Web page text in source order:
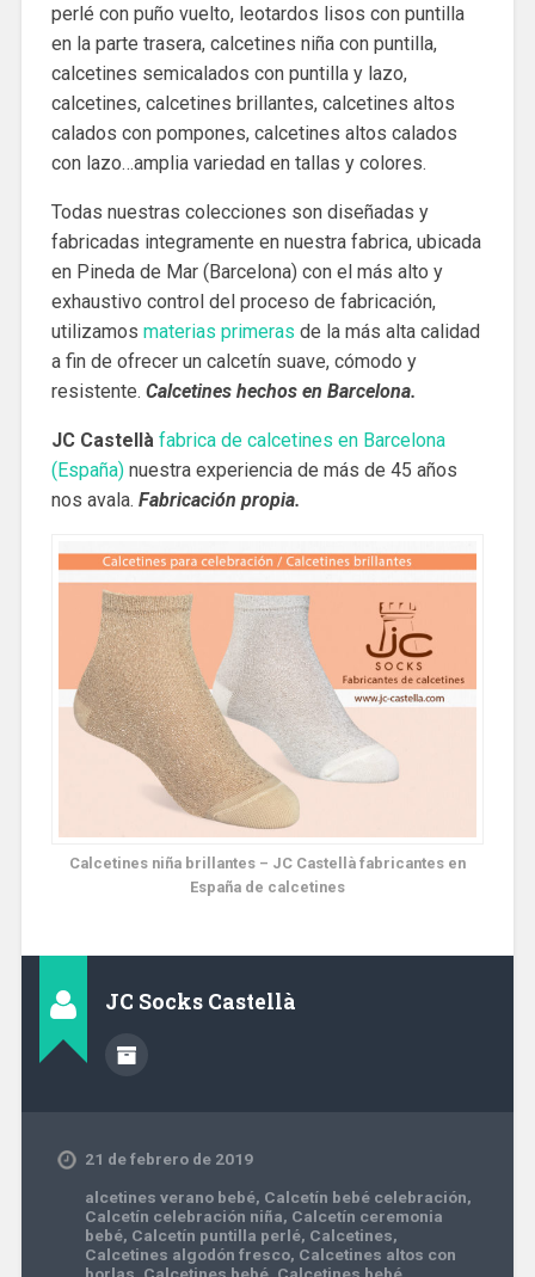
perlé con puño vuelto, leotardos lisos con puntilla
en la parte trasera, calcetines niña con puntilla,
calcetines semicalados con puntilla y lazo,
calcetines, calcetines brillantes, calcetines altos
calados con pompones, calcetines altos calados
con lazo…amplia variedad en tallas y colores.
Todas nuestras colecciones son diseñadas y
fabricadas integramente en nuestra fabrica, ubicada
en Pineda de Mar (Barcelona) con el más alto y
exhaustivo control del proceso de fabricación,
utilizamos materias primeras de la más alta calidad
a fin de ofrecer un calcetín suave, cómodo y
resistente. Calcetines hechos en Barcelona.
JC Castellà fabrica de calcetines en Barcelona
(España)nuestra experiencia de más de 45 años
nos avala. Fabricación propia.
Calcetines niña brillantes – JC Castellà fabricantes en
España de calcetines
JC Socks Castellà
21 de febrero de 2019
alcetines verano bebé, Calcetín bebé celebración,
Calcetín celebración niña, Calcetín ceremonia
bebé, Calcetín puntilla perlé, Calcetines,
Calcetines algodón fresco, Calcetines altos con